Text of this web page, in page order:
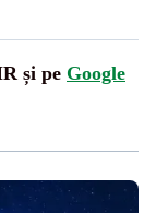
și pe Google